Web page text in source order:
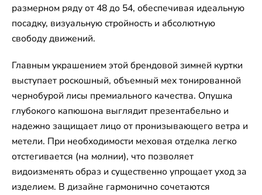
размерном ряду от 48 до 54, обеспечивая идеальную
посадку, визуальную стройность и абсолютную
свободу движений.
Главным украшением этой брендовой зимней куртки
выступает роскошный, объемный мех тонированной
чернобурой лисы премиального качества. Опушка
глубокого капюшона выглядит презентабельно и
надежно защищает лицо от пронизывающего ветра и
метели. При необходимости меховая отделка легко
отстегивается (на молнии), что позволяет
видоизменять образ и существенно упрощает уход за
изделием. В дизайне гармонично сочетаются